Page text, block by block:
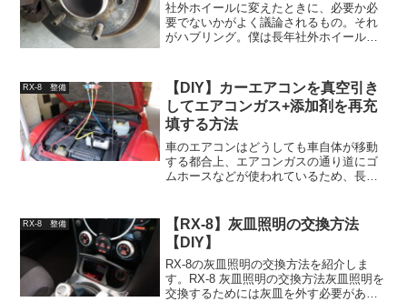
社外ホイールに変えたときに、必要か必
要でないかがよく議論されるもの。それ
がハブリング。僕は長年社外ホイールを
り気になる。本当にこれ必要なの？ある
と素晴らしい効果を感じる...
RX-8 整備
【DIY】カーエアコンを真空引き
してエアコンガス+添加剤を再充
填する方法
車のエアコンはどうしても車自体が移動
する都合上、エアコンガスの通り道にゴ
ムホースなどが使われているため、長い
ンガスが減っているだけなら補充でも良
いのだが、僕のRX-8は...
RX-8 整備
【RX-8】灰皿照明の交換方法
【DIY】
RX-8の灰皿照明の交換方法を紹介しま
す。RX-8 灰皿照明の交換方法灰皿照明を
交換するためには灰皿を外す必要があ